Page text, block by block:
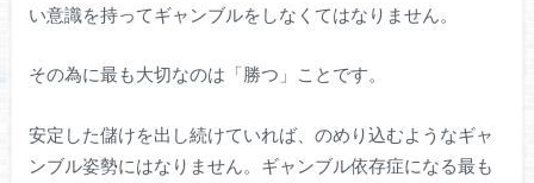
い意識を持ってギャンブルをしなくてはなりません。
その為に最も大切なのは「勝つ」ことです。
安定した儲けを出し続けていれば、のめり込むようなギャ
ンブル姿勢にはなりません。ギャンブル依存症になる最も